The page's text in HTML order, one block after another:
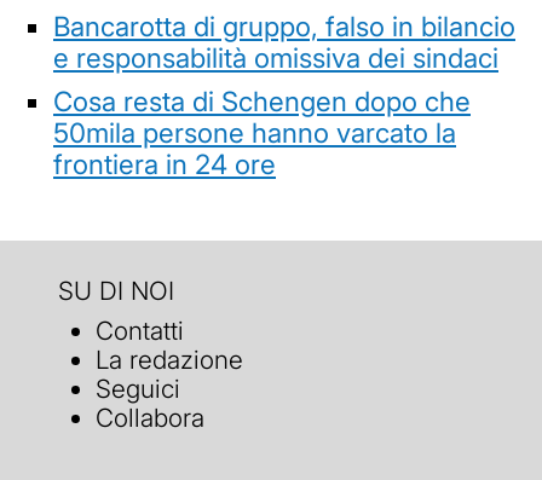
Bancarotta di gruppo, falso in bilancio
e responsabilità omissiva dei sindaci
Cosa resta di Schengen dopo che
50mila persone hanno varcato la
frontiera in 24 ore
SU DI NOI
Contatti
La redazione
Seguici
Collabora